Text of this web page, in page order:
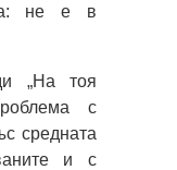
не е в
„На тоя
с
средната
и с